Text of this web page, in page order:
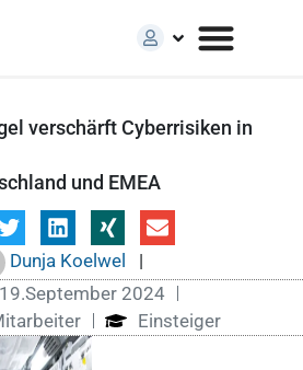
verschärft Cyberrisiken in
und EMEA
Dunja Koelwel
|
19.September 2024
Einsteiger